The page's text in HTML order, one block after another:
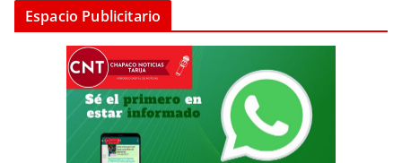
Espacio Publicitario